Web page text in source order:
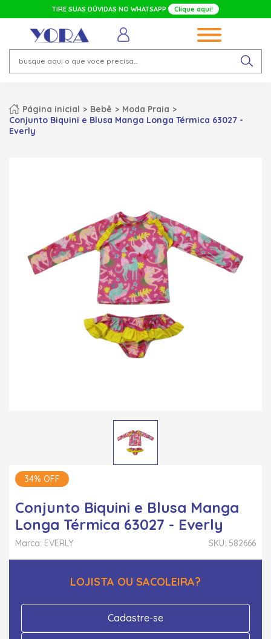
TIRE SUAS DÚVIDAS NO WHATSAPP Clique aqui!
Página inicial Bebê
Moda Praia
Conjunto Biquini e Blusa Manga Longa Térmica 63027 -
Everly
34% OFF
Conjunto Biquini e Blusa Manga
Longa Térmica 63027 - Everly
SKU: 582666
Marca: EVERLY
LOJISTA OU SACOLEIRA?
Cadastre-se